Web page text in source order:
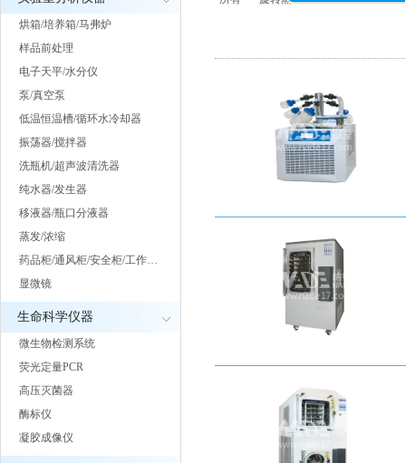
烘箱/培养箱/马弗炉
样品前处理
电子天平/水分仪
泵/真空泵
低温恒温槽/循环水冷却器
振荡器/搅拌器
洗瓶机/超声波清洗器
纯水器/发生器
移液器/瓶口分液器
蒸发/浓缩
药品柜/通风柜/安全柜/工作…
显微镜
生命科学仪器
微生物检测系统
荧光定量PCR
高压灭菌器
酶标仪
凝胶成像仪